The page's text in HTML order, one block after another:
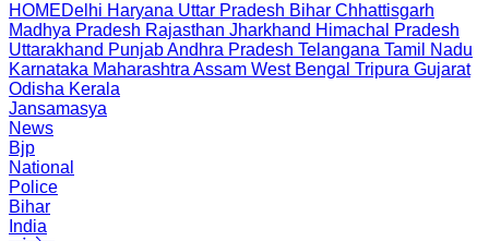
HOMEDelhi Haryana Uttar Pradesh Bihar Chhattisgarh
Madhya Pradesh Rajasthan Jharkhand Himachal Pradesh
Uttarakhand PunjabAndhra Pradesh Telangana Tamil Nadu
Karnataka Maharashtra Assam West Bengal Tripura Gujarat
Odisha Kerala
Jansamasya
News
Bjp
National
Police
Bihar
India